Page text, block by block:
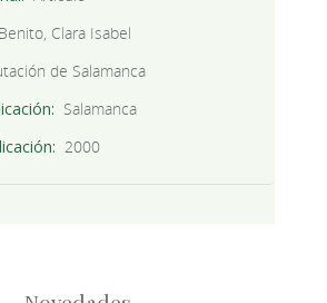
Clara Isabel
de Salamanca
Salamanca
2000